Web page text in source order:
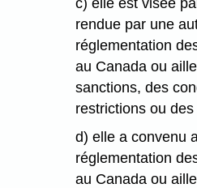
rendue par une
réglementation
au Canada ou
sanctions, des
restrictions ou
d) elle a convenu
réglementation
au Canada ou